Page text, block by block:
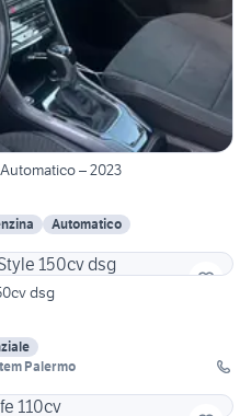
– 2023
Automatico
dsg
Palermo